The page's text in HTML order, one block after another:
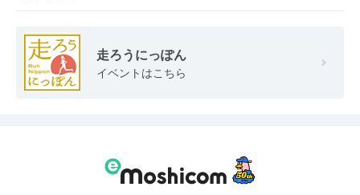
走ろうにっぽん
イベントはこちら